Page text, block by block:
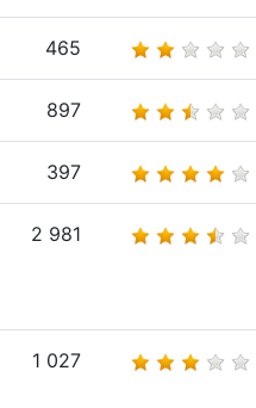
465
897
397
2 981
1 027